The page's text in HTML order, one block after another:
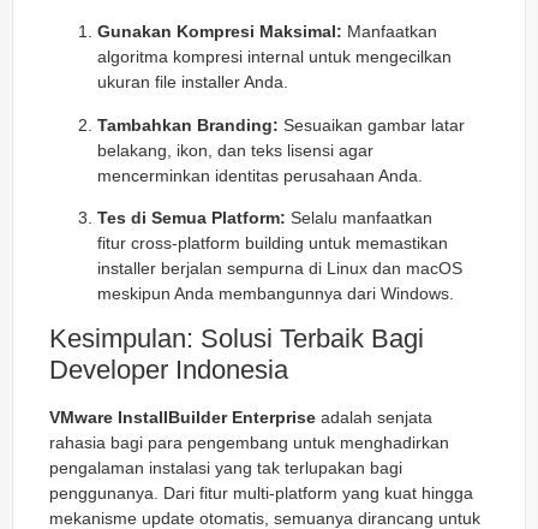
Gunakan Kompresi Maksimal: Manfaatkan
algoritma kompresi internal untuk mengecilkan
ukuran file installer Anda.
Tambahkan Branding: Sesuaikan gambar latar
belakang, ikon, dan teks lisensi agar
mencerminkan identitas perusahaan Anda.
Tes di Semua Platform: Selalu manfaatkan
fitur cross-platform building untuk memastikan
installer berjalan sempurna di Linux dan macOS
meskipun Anda membangunnya dari Windows.
Kesimpulan: Solusi Terbaik Bagi
Developer Indonesia
VMware InstallBuilder Enterprise adalah senjata
rahasia bagi para pengembang untuk menghadirkan
pengalaman instalasi yang tak terlupakan bagi
penggunanya. Dari fitur multi-platform yang kuat hingga
mekanisme update otomatis, semuanya dirancang untuk